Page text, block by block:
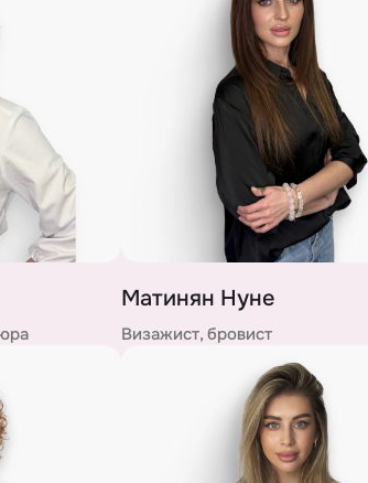
Матинян Нуне
Визажист, бровист